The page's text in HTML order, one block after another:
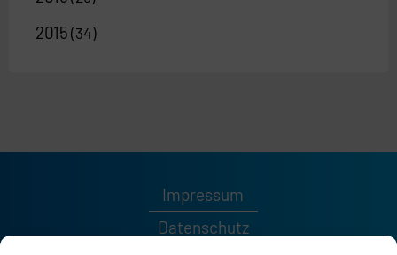
2015 (34)
Impressum
Datenschutz